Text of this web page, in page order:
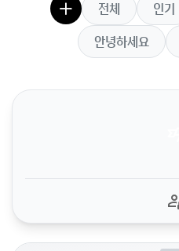
전체 인기
안녕하세요